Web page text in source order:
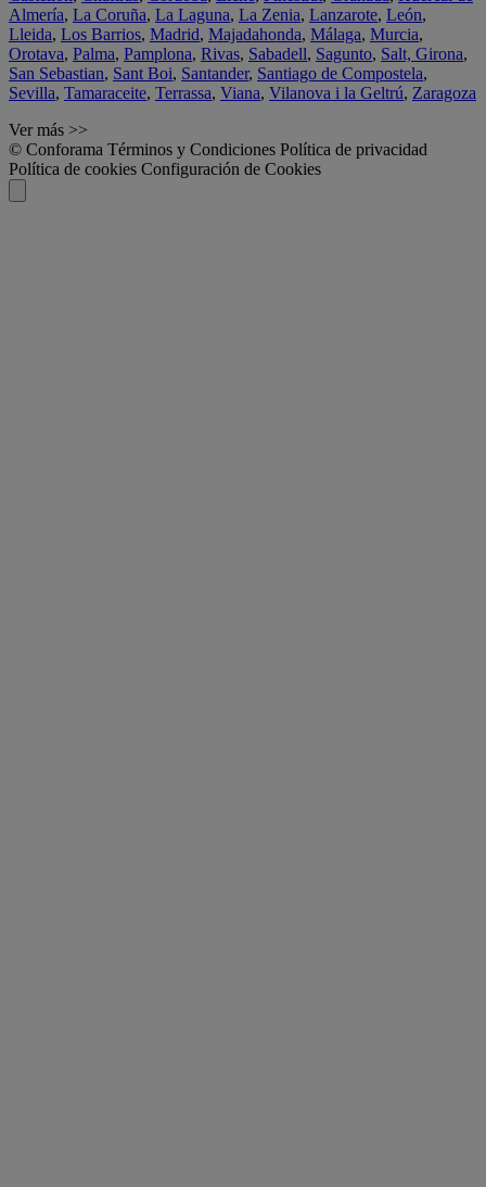
Almería, La Coruña, La Laguna, La Zenia, Lanzarote, León,
Lleida, Los Barrios, Madrid, Majadahonda, Málaga, Murcia,
Orotava, Palma, Pamplona, Rivas, Sabadell, Sagunto, Salt, Girona,
San Sebastian, Sant Boi, Santander, Santiago de Compostela,
Sevilla, Tamaraceite, Terrassa, Viana, Vilanova i la Geltrú, Zaragoza
Ver más >>
© Conforama Términos y Condiciones Política de privacidad
Política de cookies Configuración de Cookies